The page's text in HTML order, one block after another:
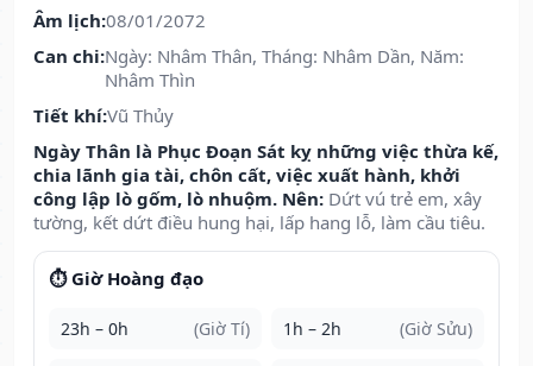
Âm lịch:08/01/2072
Can chi:Ngày: Nhâm Thân, Tháng: Nhâm Dần, Năm:
Nhâm Thìn
Tiết khí:Vũ Thủy
Ngày Thân là Phục Đoạn Sát kỵ những việc thừa kế,
chia lãnh gia tài, chôn cất, việc xuất hành, khởi
công lập lò gốm, lò nhuộm. Nên: Dứt vú trẻ em, xây
tường, kết dứt điều hung hại, lấp hang lỗ, làm cầu tiêu.
⏱️ Giờ Hoàng đạo
23h – 0h (Giờ Tí) 1h – 2h (Giờ Sửu)